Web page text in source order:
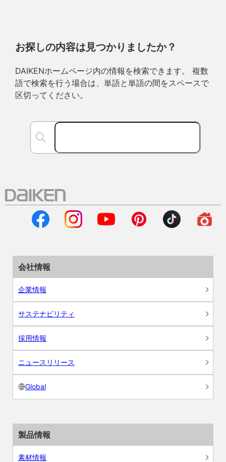
お探しの内容は見つかりましたか？
DAIKENホームページ内の情報を検索できます。 複数
語で検索を行う場合は、単語と単語の間をスペースで
区切ってください。
会社情報
企業情報
サステナビリティ
採用情報
ニュースリリース
Global
製品情報
素材情報